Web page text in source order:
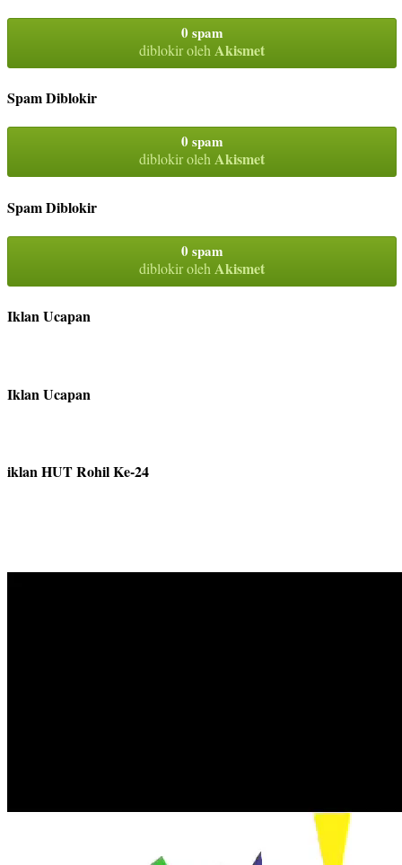
0 spam
diblokir oleh Akismet
Spam Diblokir
0 spam
diblokir olehAkismet
Spam Diblokir
0 spam
diblokir oleh Akismet
Iklan Ucapan
Iklan Ucapan
iklan HUT Rohil Ke-24